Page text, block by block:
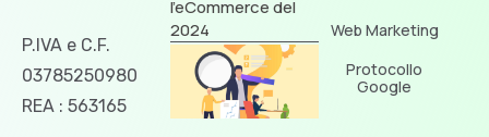
P.IVA e C.F.
03785250980
REA : 563165
l’eCommerce del
2024
Web Marketing
Protocollo
Google